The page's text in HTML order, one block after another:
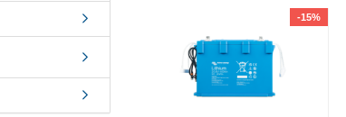
-15%